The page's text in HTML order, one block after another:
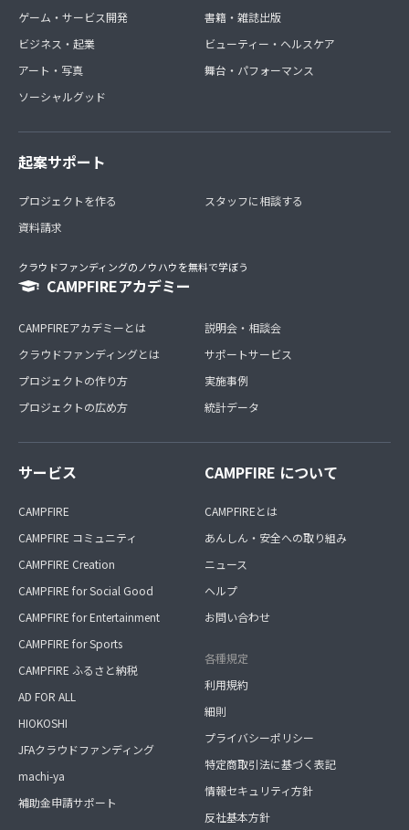
ゲーム・サービス開発
ビジネス・起業
アート・写真
ソーシャルグッド
書籍・雑誌出版
ビューティー・ヘルスケア
舞台・パフォーマンス
起案サポート
プロジェクトを作る
資料請求
スタッフに相談する
クラウドファンディングのノウハウを無料で学ぼう
CAMPFIREアカデミー
CAMPFIREアカデミーとは
クラウドファンディングとは
プロジェクトの作り方
プロジェクトの広め方
説明会・相談会
サポートサービス
実施事例
統計データ
サービス
CAMPFIRE
CAMPFIRE コミュニティ
CAMPFIRE Creation
CAMPFIRE for Social Good
CAMPFIRE for Entertainment
CAMPFIRE for Sports
CAMPFIRE ふるさと納税
AD FOR ALL
HIOKOSHI
JFAクラウドファンディング
machi-ya
補助金申請サポート
CAMPFIRE について
CAMPFIREとは
あんしん・安全への取り組み
ニュース
ヘルプ
お問い合わせ
各種規定
利用規約
細則
プライバシーポリシー
特定商取引法に基づく表記
情報セキュリティ方針
反社基本方針